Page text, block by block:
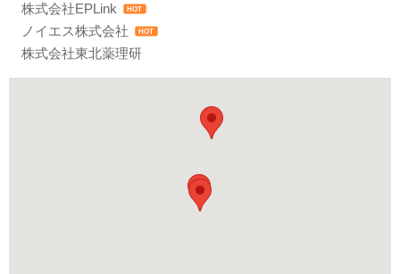
株式会社EPLink HOT
ノイエス株式会社 HOT
株式会社東北薬理研